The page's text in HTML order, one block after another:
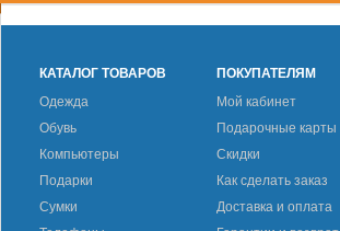
КАТАЛОГ ТОВАРОВ
Одежда
Обувь
Компьютеры
Подарки
Сумки
ПОКУПАТЕЛЯМ
Мой кабинет
Подарочные карты
Скидки
Как сделать заказ
Доставка и оплата